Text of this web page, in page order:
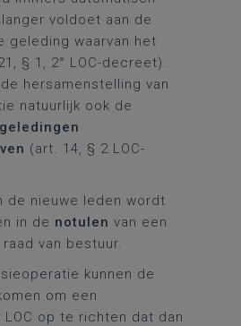
voldoet aan de
geleding waarvan het
§ 1, 2° LOC-decreet).
hersamenstelling van
natuurlijk ook de
(art. 14, § 2 LOC-
de nieuwe leden wordt
in de notulen van een
van bestuur.
kunnen de
om een
op te richten dat dan